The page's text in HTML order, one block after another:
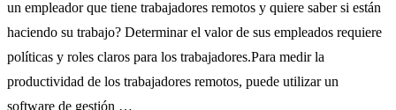
un empleador que tiene trabajadores remotos y quiere saber si están
haciendo su trabajo? Determinar el valor de sus empleados requiere
políticas y roles claros para los trabajadores.Para medir la
productividad de los trabajadores remotos, puede utilizar un
software de gestión …